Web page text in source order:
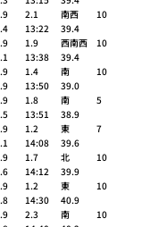
13:20	40.3 	4:54	27.9 	2.1 	南西 	10
13:27	40.4 	4:54	27.9 	1.9 	西南西 	10
13:27	40.4 	4:54	27.9 	1.4 	南 	10
13:27	40.4 	4:54	27.9 	1.8 	南 	5
13:27	40.4 	4:54	27.9 	1.2 	東 	7
13:27	40.4 	4:54	27.9 	1.7 	北 	10
14:20	41.6 	4:54	27.9 	1.2 	東 	10
14:26	41.8 	4:54	27.9 	2.3 	南 	10